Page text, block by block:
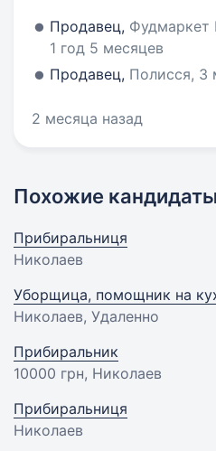
Продавец,
1 год 5 месяцев
Продавец, Полисся, 3
2 месяца назад
Похожие кандидаты
Прибиральниця
Николаев
Уборщица, помощник на
Николаев, Удаленно
Прибиральник
10000 грн, Николаев
Прибиральниця
Николаев